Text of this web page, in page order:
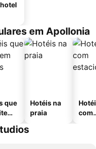
em Apollonia
que
Hotéis na
praia
com